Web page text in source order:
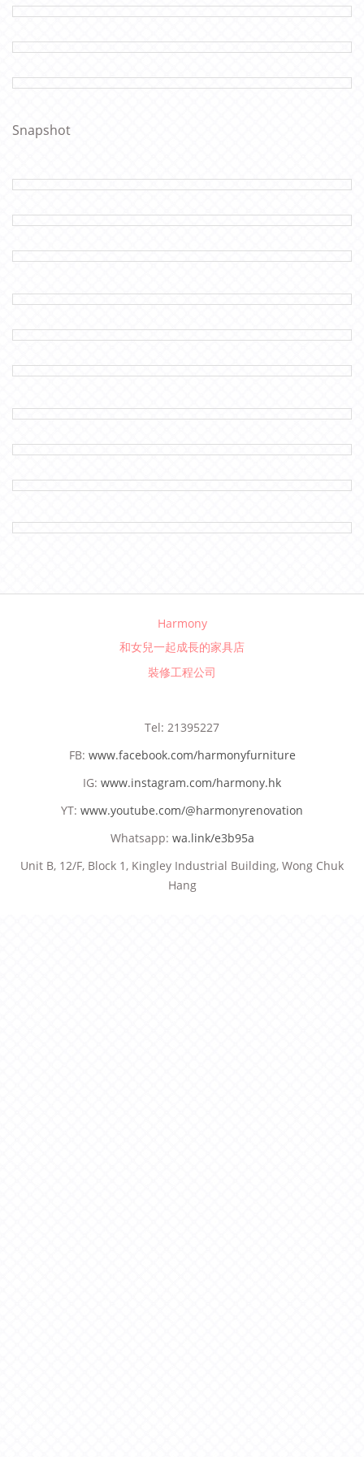
Snapshot
Harmony
和女兒一起成長的家具店
裝修工程公司
Tel: 21395227
FB: www.facebook.com/harmonyfurniture
IG: www.instagram.com/harmony.hk
YT: www.youtube.com/@harmonyrenovation
Whatsapp: wa.link/e3b95a
Unit B, 12/F, Block 1, Kingley Industrial Building, Wong Chuk
Hang